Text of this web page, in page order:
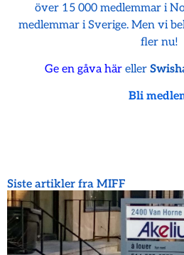
över 15 000 medlemmar i
medlemmar i Sverige. Men vi
fler nu!
Ge en gåva häreller
Bli
Siste artikler fra MIFF